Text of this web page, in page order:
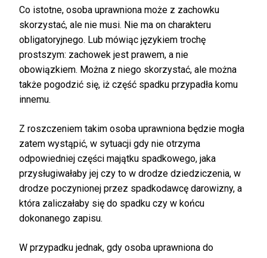
Co istotne, osoba uprawniona może z zachowku
skorzystać, ale nie musi. Nie ma on charakteru
obligatoryjnego. Lub mówiąc językiem trochę
prostszym: zachowek jest prawem, a nie
obowiązkiem. Można z niego skorzystać, ale można
także pogodzić się, iż część spadku przypadła komu
innemu.
Z roszczeniem takim osoba uprawniona będzie mogła
zatem wystąpić, w sytuacji gdy nie otrzyma
odpowiedniej części majątku spadkowego, jaka
przysługiwałaby jej czy to w drodze dziedziczenia, w
drodze poczynionej przez spadkodawcę darowizny, a
która zaliczałaby się do spadku czy w końcu
dokonanego zapisu.
W przypadku jednak, gdy osoba uprawniona do